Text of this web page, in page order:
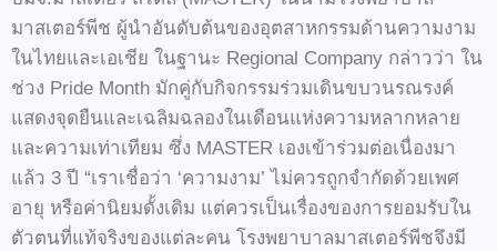
มาสเตอร์พีช ผู้นำอันดับต้นของอุตสาหกรรมด้านความงาม
ในไทยและเอเชีย ในฐานะ Regional Company กล่าวว่า ใน
ช่วง Pride Month มักคู่กับกิจกรรมร่วมเดินขบวนรณรงค์
แสดงจุดยืนและเฉลิมฉลองในเดือนแห่งความหลากหลาย
และความเท่าเทียม ซึ่ง MASTER เองเข้าร่วมต่อเนื่องมา
แล้ว 3 ปี “เราเชื่อว่า ‘ความงาม’ ไม่ควรถูกจำกัดด้วยเพศ
อายุ หรือค่านิยมดั้งเดิม แต่ควรเป็นเรื่องของการยอมรับใน
ตัวตนที่แท้จริงของแต่ละคน โรงพยาบาลมาสเตอร์พีชจึงมี